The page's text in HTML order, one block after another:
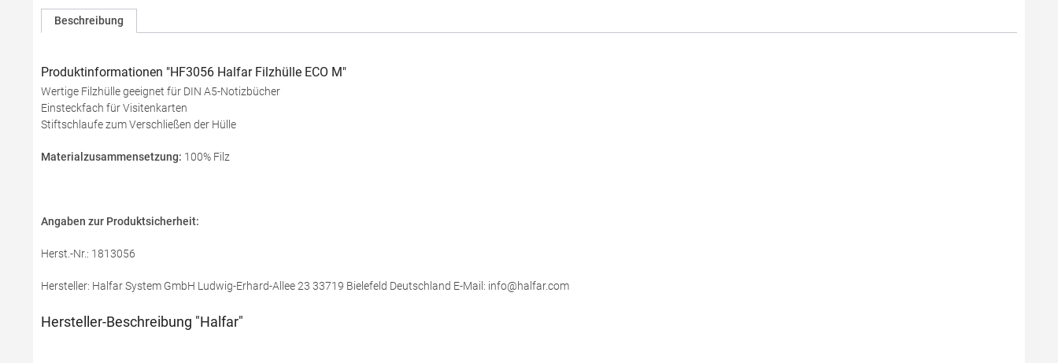
Beschreibung
Produktinformationen "HF3056 Halfar Filzhülle ECO M"
Wertige Filzhülle geeignet für DIN A5-Notizbücher
Einsteckfach für Visitenkarten
Stiftschlaufe zum Verschließen der Hülle
Materialzusammensetzung: 100% Filz
Angaben zur Produktsicherheit:
Herst.-Nr.: 1813056
Hersteller: Halfar System GmbH Ludwig-Erhard-Allee 23 33719 Bielefeld Deutschland E-Mail: info@halfar.com
Hersteller-Beschreibung "Halfar"